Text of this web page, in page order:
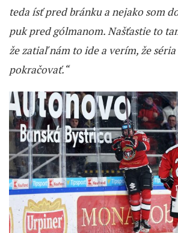
teda ísť pred bránku a nejako som
puk pred gólmanom. Našťastie to
že zatiaľ nám to ide a verím, že
pokračovať.“